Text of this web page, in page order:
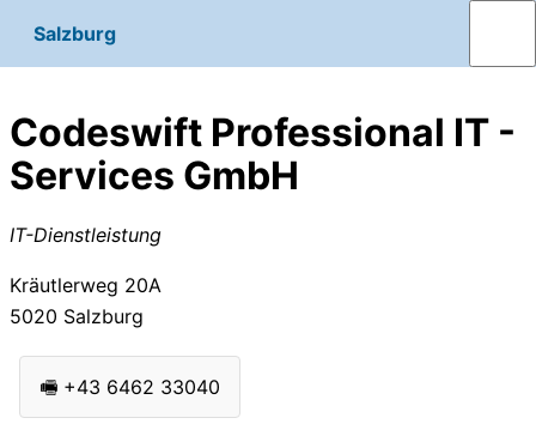
Salzburg
Codeswift Professional IT -
Services GmbH
IT-Dienstleistung
Kräutlerweg 20A
5020 Salzburg
🖷 +43 6462 33040